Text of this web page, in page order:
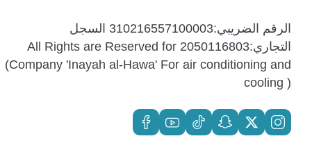
الرقم الضريبي:310216557100003 السجل
التجاري:2050116803 All Rights are Reserved for
(Company 'Inayah al-Hawa' For air conditioning and
cooling )